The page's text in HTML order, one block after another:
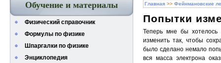
Обучение и материалы
Физический справочник
Формулы по физике
Шпаргалки по физике
Энциклопедия
Главная >> Фейнмановские
Попытки
Теперь мне бы хотелось
изменить так, чтобы
было сделано немало
вся масса электрона